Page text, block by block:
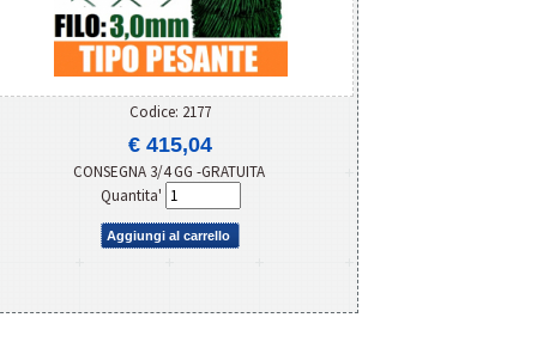
Codice: 2177
€ 415,04
CONSEGNA 3/4 GG -GRATUITA
Quantita'
Aggiungi al carrello